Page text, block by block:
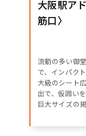
大阪駅ア
筋口〉
流動の多い御
で、インパク
大級のシート
出で、仮囲い
巨大サイズの